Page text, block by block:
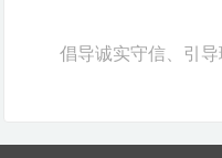
倡导诚实守信、引